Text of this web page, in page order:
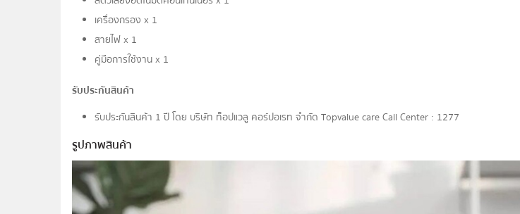
เครื่องกรอง x 1
สายไฟ x 1
คู่มือการใช้งาน x 1
รับประกันสินค้า
รับประกันสินค้า 1 ปี โดย บริษัท ท็อปแวลู คอร์ปอเรท จํากัด Topvalue care Call Center : 1277
รูปภาพสินค้า